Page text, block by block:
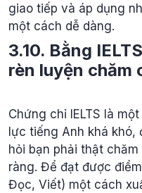
giao tiếp và áp dụng
một cách dễ dàng.
3.10. Bằng
rèn luyện chăm
Chứng chỉ IELTS là
lực tiếng Anh khá
hỏi bạn phải thật
ràng. Để đạt được
Đọc, Viết) một cách